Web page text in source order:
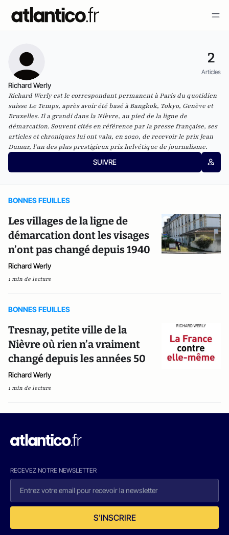
2
Articles
Richard Werly
Richard Werly est le correspondant permanent à Paris du quotidien
suisse Le Temps, après avoir été basé à Bangkok, Tokyo, Genève et
Bruxelles. Il a grandi dans la Nièvre, au pied de la ligne de
démarcation. Souvent cités en référence par la presse française, ses
articles et chroniques lui ont valu, en 2020, de recevoir le prix Jean
Dumur, l'un des plus prestigieux prix helvétique de journalisme.
SUIVRE
BONNES FEUILLES
Les villages de la ligne de
démarcation dont les visages
n’ont pas changé depuis 1940
Richard Werly
1 min de lecture
BONNES FEUILLES
Tresnay, petite ville de la
Nièvre où rien n’a vraiment
changé depuis les années 50
Richard Werly
1 min de lecture
RECEVEZ NOTRE NEWSLETTER
S'INSCRIRE